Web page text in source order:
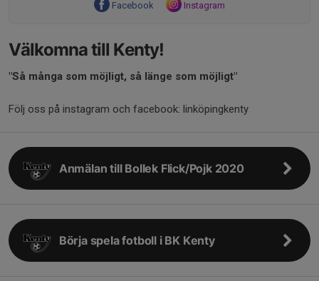
Facebook Instagram
Välkomna till Kenty!
"Så många som möjligt, så länge som möjligt"
Följ oss på instagram och facebook: linköpingkenty
Anmälan till Bollek Flick/Pojk 2020
Börja spela fotboll i BK Kenty